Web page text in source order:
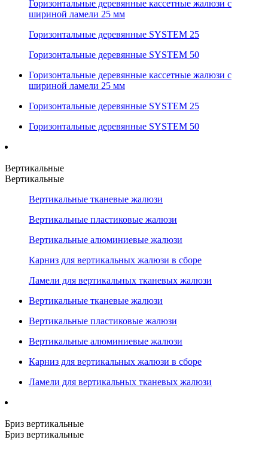
Горизонтальные деревянные кассетные жалюзи с
шириной ламели 25 мм
Горизонтальные деревянные SYSTEM 25
Горизонтальные деревянные SYSTEM 50
Горизонтальные деревянные кассетные жалюзи с
шириной ламели 25 мм
Горизонтальные деревянные SYSTEM 25
Горизонтальные деревянные SYSTEM 50
Вертикальные
Вертикальные
Вертикальные тканевые жалюзи
Вертикальные пластиковые жалюзи
Вертикальные алюминиевые жалюзи
Карниз для вертикальных жалюзи в сборе
Ламели для вертикальных тканевых жалюзи
Вертикальные тканевые жалюзи
Вертикальные пластиковые жалюзи
Вертикальные алюминиевые жалюзи
Карниз для вертикальных жалюзи в сборе
Ламели для вертикальных тканевых жалюзи
Бриз вертикальные
Бриз вертикальные